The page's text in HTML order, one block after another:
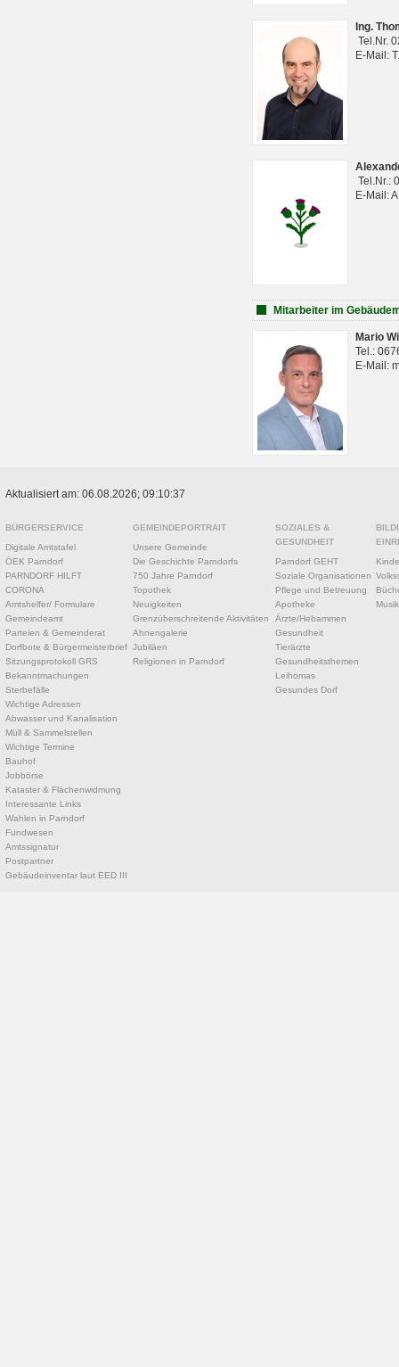
Ing.
Tel.Nr.
E-Mail:
Tel.Nr.:
E-Mail:
Mitarbeiter im
Mario
Tel.:
E-Mail:
Aktualisiert am: 06.08.2026; 09:10:37
BÜRGERSERVICE
Digitale Amtstafel
ÖEK Parndorf
PARNDORF HILFT
CORONA
Amtshelfer/ Formulare
Gemeindeamt
Parteien & Gemeinderat
Dorfbote & Bürgermeisterbrief
Sitzungsprotokoll GRS
Bekanntmachungen
Sterbefälle
Wichtige Adressen
Abwasser und Kanalisation
Müll & Sammelstellen
Wichtige Termine
Bauhof
Jobbörse
Kataster & Flächenwidmung
Interessante Links
Wahlen in Parndorf
Fundwesen
Amtssignatur
Postpartner
Gebäudeinventar laut EED III
GEMEINDEPORTRAIT
Unsere Gemeinde
Die Geschichte Parndorfs
750 Jahre Parndorf
Topothek
Neuigkeiten
Grenzüberschreitende Aktivitäten
Ahnengalerie
Jubiläen
Religionen in Parndorf
SOZIALES &
GESUNDHEIT
Parndorf GEHT
Soziale Organisationen
Pflege und Betreuung
Apotheke
Ärzte/Hebammen
Gesundheit
Tierärzte
Gesundheitsthemen
Leihomas
Gesundes Dorf